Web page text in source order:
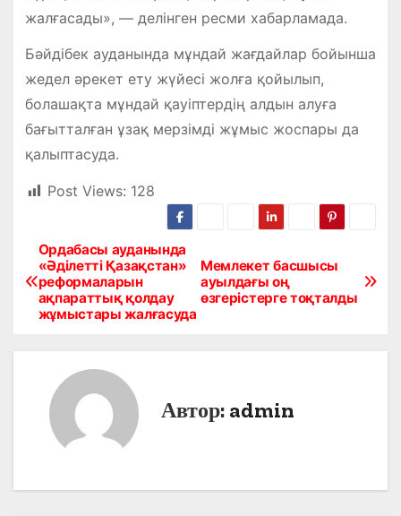
жалғасады», — делінген ресми хабарламада.
Бәйдібек ауданында мұндай жағдайлар бойынша
жедел әрекет ету жүйесі жолға қойылып,
болашақта мұндай қауіптердің алдын алуға
бағытталған ұзақ мерзімді жұмыс жоспары да
қалыптасуда.
Post Views: 128
Н
а
в
Мемлекет басшысы
ауылдағы оң
өзгерістерге тоқталды
Ордабасы ауданында
«Әділетті Қазақстан»
реформаларын
ақпараттық қолдау
жұмыстары жалғасуда
Автор: admin